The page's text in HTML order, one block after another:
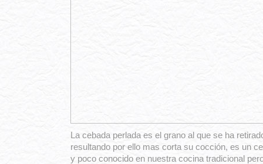
La cebada perlada es el grano al que se ha
resultando por ello mas corta su cocción, es un
y poco conocido en nuestra cocina tradicional